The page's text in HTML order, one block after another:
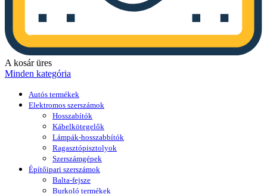
A kosár üres
Minden kategória
Autós termékek
Elektromos szerszámok
Hosszabítók
Kábelkötegelők
Lámpák-hosszabbítók
Ragasztópisztolyok
Szerszámgépek
Építőipari szerszámok
Balta-fejsze
Burkoló termékek